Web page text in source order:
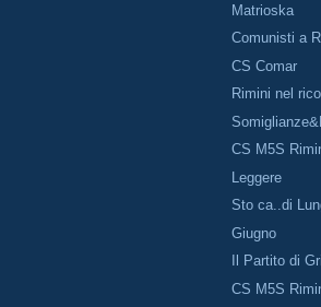
Matrioska
Comunisti a
CS Comar
Rimini nel
CS M5S
Leggere
Sto ca..di
Giugno
Il Partito di
CS M5S